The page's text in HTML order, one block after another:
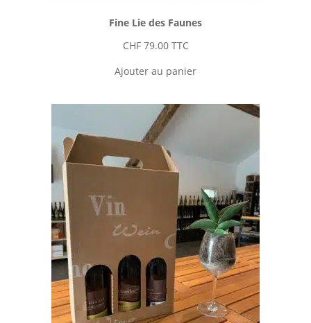
Fine Lie des Faunes
CHF79.00 TTC
Ajouter au panier